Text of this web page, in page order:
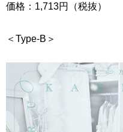
価格：1,713円（税抜）
＜Type-B＞